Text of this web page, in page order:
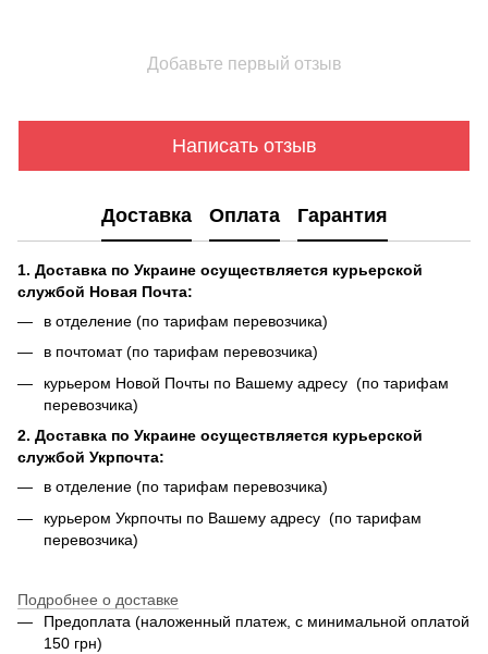
Добавьте первый отзыв
Написать отзыв
Доставка Оплата Гарантия
1. Доставка по Украине осуществляется курьерской
службой Новая Почта:
в отделение (по тарифам перевозчика)
в почтомат (по тарифам перевозчика)
курьером Новой Почты по Вашему адресу (по тарифам
перевозчика)
2. Доставка по Украине осуществляется курьерской
службой Укрпочта:
в отделение (по тарифам перевозчика)
курьером Укрпочты по Вашему адресу (по тарифам
перевозчика)
Подробнее о доставке
Предоплата (наложенный платеж, с минимальной оплатой
150 грн)